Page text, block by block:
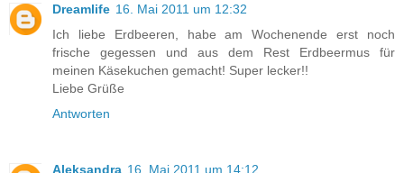
Dreamlife 16. Mai 2011 um 12:32
Ich liebe Erdbeeren, habe am Wochenende erst noch
frische gegessen und aus dem Rest Erdbeermus für
meinen Käsekuchen gemacht! Super lecker!!
Liebe Grüße
Antworten
Aleksandra 16. Mai 2011 um 14:12